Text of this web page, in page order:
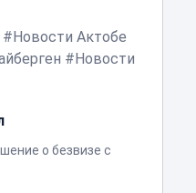
Новости Актобе
Новости
о безвизе с